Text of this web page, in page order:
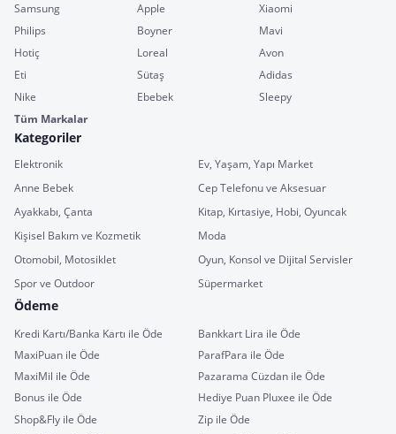
Samsung Apple
Xiaomi
Philips
Boyner
Mavi
Hotiç
Loreal
Avon
Eti
Sütaş
Adidas
Nike
Ebebek
Sleepy
Tüm Markalar
Kategoriler
Elektronik
Ev, Yaşam, Yapı Market
Anne Bebek
Cep Telefonu ve Aksesuar
Ayakkabı, Çanta
Kitap, Kırtasiye, Hobi, Oyuncak
Kişisel Bakım ve Kozmetik
Moda
Otomobil, Motosiklet
Oyun, Konsol ve Dijital Servisler
Spor ve Outdoor
Süpermarket
Ödeme
Kredi Kartı/Banka Kartı ile Öde
Bankkart Lira ile Öde
MaxiPuan ile Öde
ParafPara ile Öde
MaxiMil ile Öde
Pazarama Cüzdan ile Öde
Bonus ile Öde
Hediye Puan Pluxee ile Öde
Shop&Fly ile Öde
Zip ile Öde